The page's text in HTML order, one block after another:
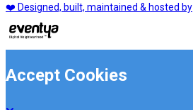
❤️ Designed, built, maintained & hosted by
Accept Cookies